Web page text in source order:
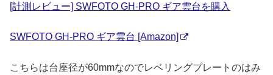
[計測レビュー] SWFOTO GH-PRO ギア雲台を購入
SWFOTO GH-PRO ギア雲台 [Amazon]
こちらは台座径が60mmなのでレベリングプレートのはみ